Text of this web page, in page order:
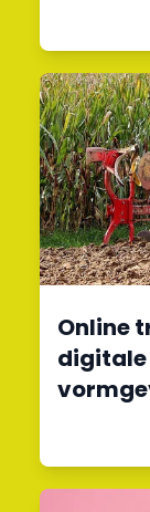
Online
digitale